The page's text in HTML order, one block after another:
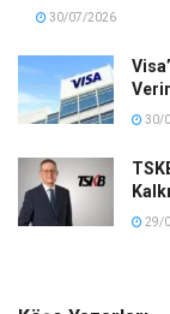
30/07/2026
30/
29/